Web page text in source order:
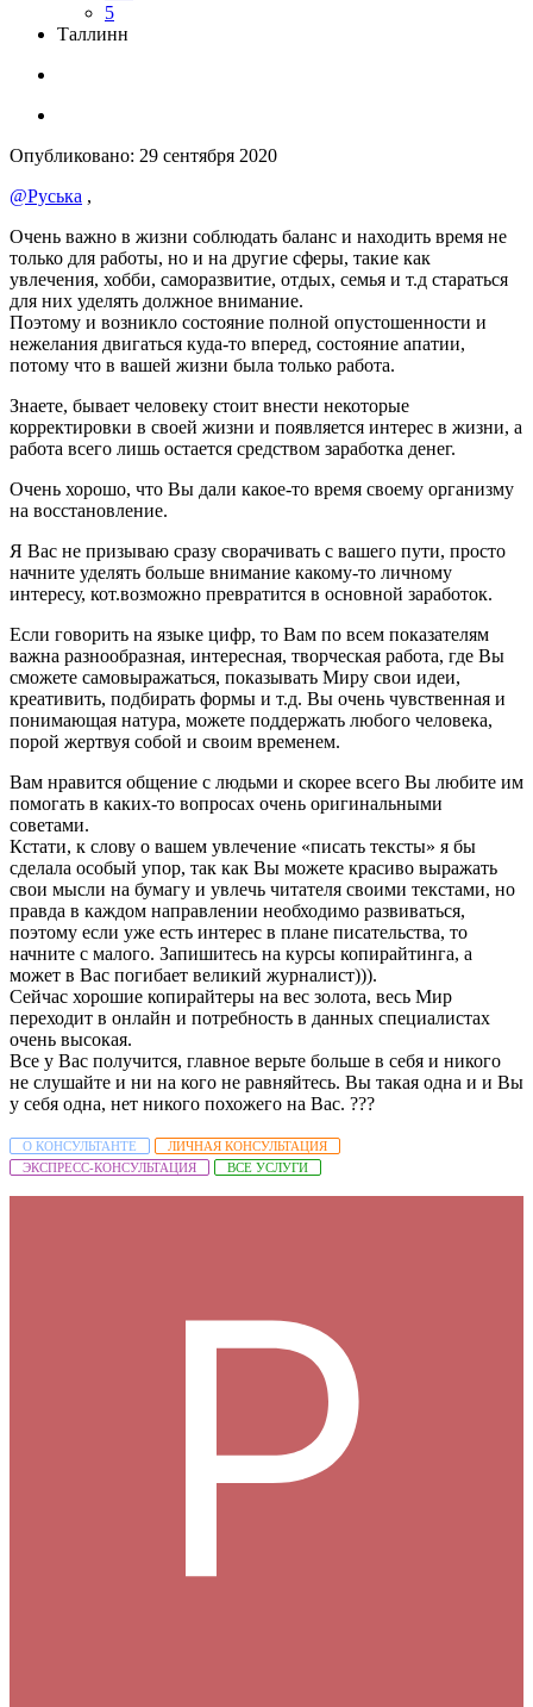
5
Таллинн
Опубликовано: 29 сентября 2020
@Руська ,
Очень важно в жизни соблюдать баланс и находить время не
только для работы, но и на другие сферы, такие как
увлечения, хобби, саморазвитие, отдых, семья и т.д стараться
для них уделять должное внимание.
Поэтому и возникло состояние полной опустошенности и
нежелания двигаться куда-то вперед, состояние апатии,
потому что в вашей жизни была только работа.
Знаете, бывает человеку стоит внести некоторые
корректировки в своей жизни и появляется интерес в жизни, а
работа всего лишь остается средством заработка денег.
Очень хорошо, что Вы дали какое-то время своему организму
на восстановление.
Я Вас не призываю сразу сворачивать с вашего пути, просто
начните уделять больше внимание какому-то личному
интересу, кот.возможно превратится в основной заработок.
Если говорить на языке цифр, то Вам по всем показателям
важна разнообразная, интересная, творческая работа, где Вы
сможете самовыражаться, показывать Миру свои идеи,
креативить, подбирать формы и т.д. Вы очень чувственная и
понимающая натура, можете поддержать любого человека,
порой жертвуя собой и своим временем.
Вам нравится общение с людьми и скорее всего Вы любите им
помогать в каких-то вопросах очень оригинальными
советами.
Кстати, к слову о вашем увлечение «писать тексты» я бы
сделала особый упор, так как Вы можете красиво выражать
свои мысли на бумагу и увлечь читателя своими текстами, но
правда в каждом направлении необходимо развиваться,
поэтому если уже есть интерес в плане писательства, то
начните с малого. Запишитесь на курсы копирайтинга, а
может в Вас погибает великий журналист))).
Сейчас хорошие копирайтеры на вес золота, весь Мир
переходит в онлайн и потребность в данных специалистах
очень высокая.
Все у Вас получится, главное верьте больше в себя и никого
не слушайте и ни на кого не равняйтесь. Вы такая одна и и Вы
у себя одна, нет никого похожего на Вас. ???
О КОНСУЛЬТАНТЕ
ЛИЧНАЯ КОНСУЛЬТАЦИЯ
ЭКСПРЕСС-КОНСУЛЬТАЦИЯ
ВСЕ УСЛУГИ